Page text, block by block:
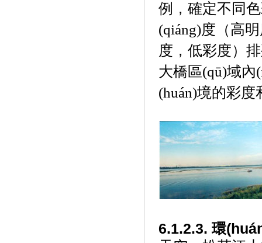
例，確定不
(qiáng)度（高明度
度，低彩度
大橋區(qū)域內
(huán)境的彩
6.1.2.3. 環